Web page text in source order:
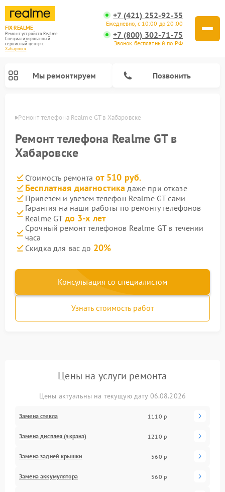
FIX-REALME
Ремонт устройств Realme
Специализированный
cервисный центр г.
Хабаровск
+7 (421) 252-92-35
Ежедневно, с 10:00 до 20:00
+7 (800) 302-71-75
Звонок бесплатный по РФ
Мы ремонтируем Позвонить
Ремонт телефона Realme GT в Хабаровске
Ремонт телефона Realme GT в
Хабаровске
Стоимость ремонта от 510 руб.
Бесплатная диагностика даже при отказе
Привезем и увезем телефон Realme GT сами
Гарантия на наши работы по ремонту телефонов
Realme GT до 3-х лет
Срочный ремонт телефонов Realme GT в течении
часа
Скидка для вас до 20%
Консультация со специалистом
Узнать стоимость работ
Цены на услуги ремонта
Цены актуальны на текущую дату 06.08.2026
Замена стекла 1110 р
Замена дисплея (экрана) 1210 р
Замена задней крышки 560 р
Замена аккумулятора 560 р